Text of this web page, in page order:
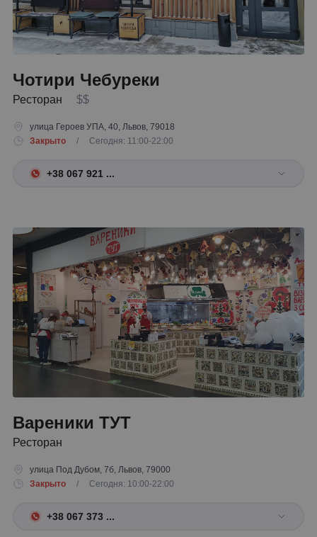
Чотири Чебуреки
Ресторан $$
улица Героев УПА, 40, Львов, 79018
Закрыто
/ Сегодня: 11:00-22:00
+38 067 921 ...
Вареники ТУТ
Ресторан
улица Под Дубом, 7б, Львов, 79000
Закрыто
/ Сегодня: 10:00-22:00
+38 067 373 ...